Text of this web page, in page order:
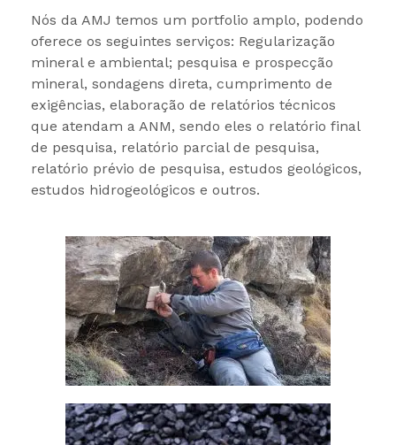
Nós da AMJ temos um portfolio amplo, podendo
oferece os seguintes serviços: Regularização
mineral e ambiental; pesquisa e prospecção
mineral, sondagens direta, cumprimento de
exigências, elaboração de relatórios técnicos
que atendam a ANM, sendo eles o relatório final
de pesquisa, relatório parcial de pesquisa,
relatório prévio de pesquisa, estudos geológicos,
estudos hidrogeológicos e outros.